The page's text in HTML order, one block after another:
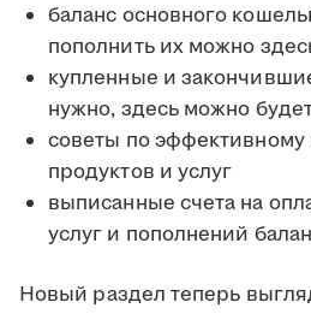
баланс основного
пополнить их можно
купленные и
нужно, здесь можно
советы по
продуктов и услуг
выписанные счета на
услуг и пополнений
Новый раздел теперь